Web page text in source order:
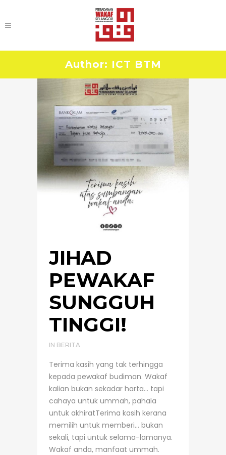
Author: ICT BTM
JIHAD
PEWAKAF
SUNGGUH
TINGGI!
IN BERITA
Terima kasih yang tak terhingga
kepada pewakaf budiman. Wakaf
kalian bukan sekadar harta… tapi
cahaya untuk ummah, pahala
untuk akhiratTerima kasih kerana
memilih untuk memberi… bukan
sekali, tapi untuk selama-lamanya.
Wakaf anda, manfaat ummah.